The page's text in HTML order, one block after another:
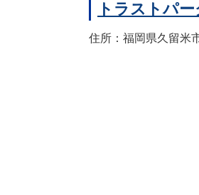
トラストパ
住所：福岡県久留米